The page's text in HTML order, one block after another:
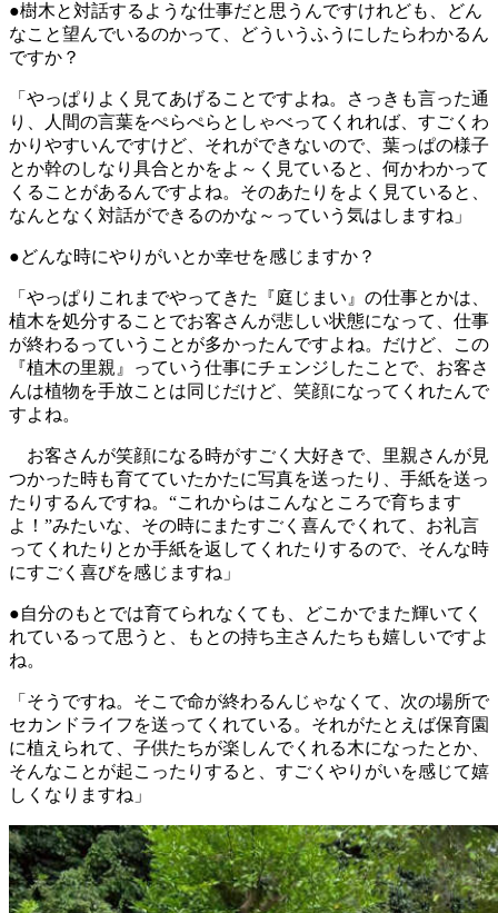
●樹木と対話するような仕事だと思うんですけれども、どん
なこと望んでいるのかって、どういうふうにしたらわかるん
ですか？
「やっぱりよく見てあげることですよね。さっきも言った通
り、人間の言葉をぺらぺらとしゃべってくれれば、すごくわ
かりやすいんですけど、それができないので、葉っぱの様子
とか幹のしなり具合とかをよ～く見ていると、何かわかって
くることがあるんですよね。そのあたりをよく見ていると、
なんとなく対話ができるのかな～っていう気はしますね」
●どんな時にやりがいとか幸せを感じますか？
「やっぱりこれまでやってきた『庭じまい』の仕事とかは、
植木を処分することでお客さんが悲しい状態になって、仕事
が終わるっていうことが多かったんですよね。だけど、この
『植木の里親』っていう仕事にチェンジしたことで、お客さ
んは植物を手放ことは同じだけど、笑顔になってくれたんで
すよね。
お客さんが笑顔になる時がすごく大好きで、里親さんが見
つかった時も育てていたかたに写真を送ったり、手紙を送っ
たりするんですね。“これからはこんなところで育ちます
よ！”みたいな、その時にまたすごく喜んでくれて、お礼言
ってくれたりとか手紙を返してくれたりするので、そんな時
にすごく喜びを感じますね」
●自分のもとでは育てられなくても、どこかでまた輝いてく
れているって思うと、もとの持ち主さんたちも嬉しいですよ
ね。
「そうですね。そこで命が終わるんじゃなくて、次の場所で
セカンドライフを送ってくれている。それがたとえば保育園
に植えられて、子供たちが楽しんでくれる木になったとか、
そんなことが起こったりすると、すごくやりがいを感じて嬉
しくなりますね」